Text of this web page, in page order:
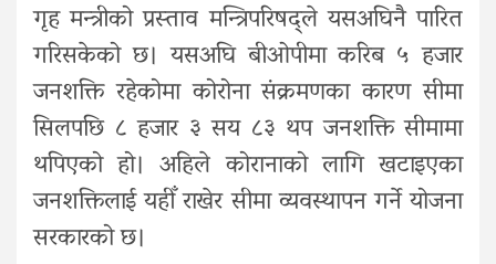
गृह मन्त्रीको प्रस्ताव मन्त्रिपरिषद्ले यसअघिनै पारित
गरिसकेको छ। यसअघि बीओपीमा करिब ५ हजार
जनशक्ति रहेकोमा कोरोना संक्रमणका कारण सीमा
सिलपछि ८ हजार ३ सय ८३ थप जनशक्ति सीमामा
थपिएको हो। अहिले कोरानाको लागि खटाइएका
जनशक्तिलाई यहीँ राखेर सीमा व्यवस्थापन गर्ने योजना
सरकारको छ।